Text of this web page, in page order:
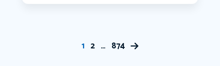
1 2 … 874